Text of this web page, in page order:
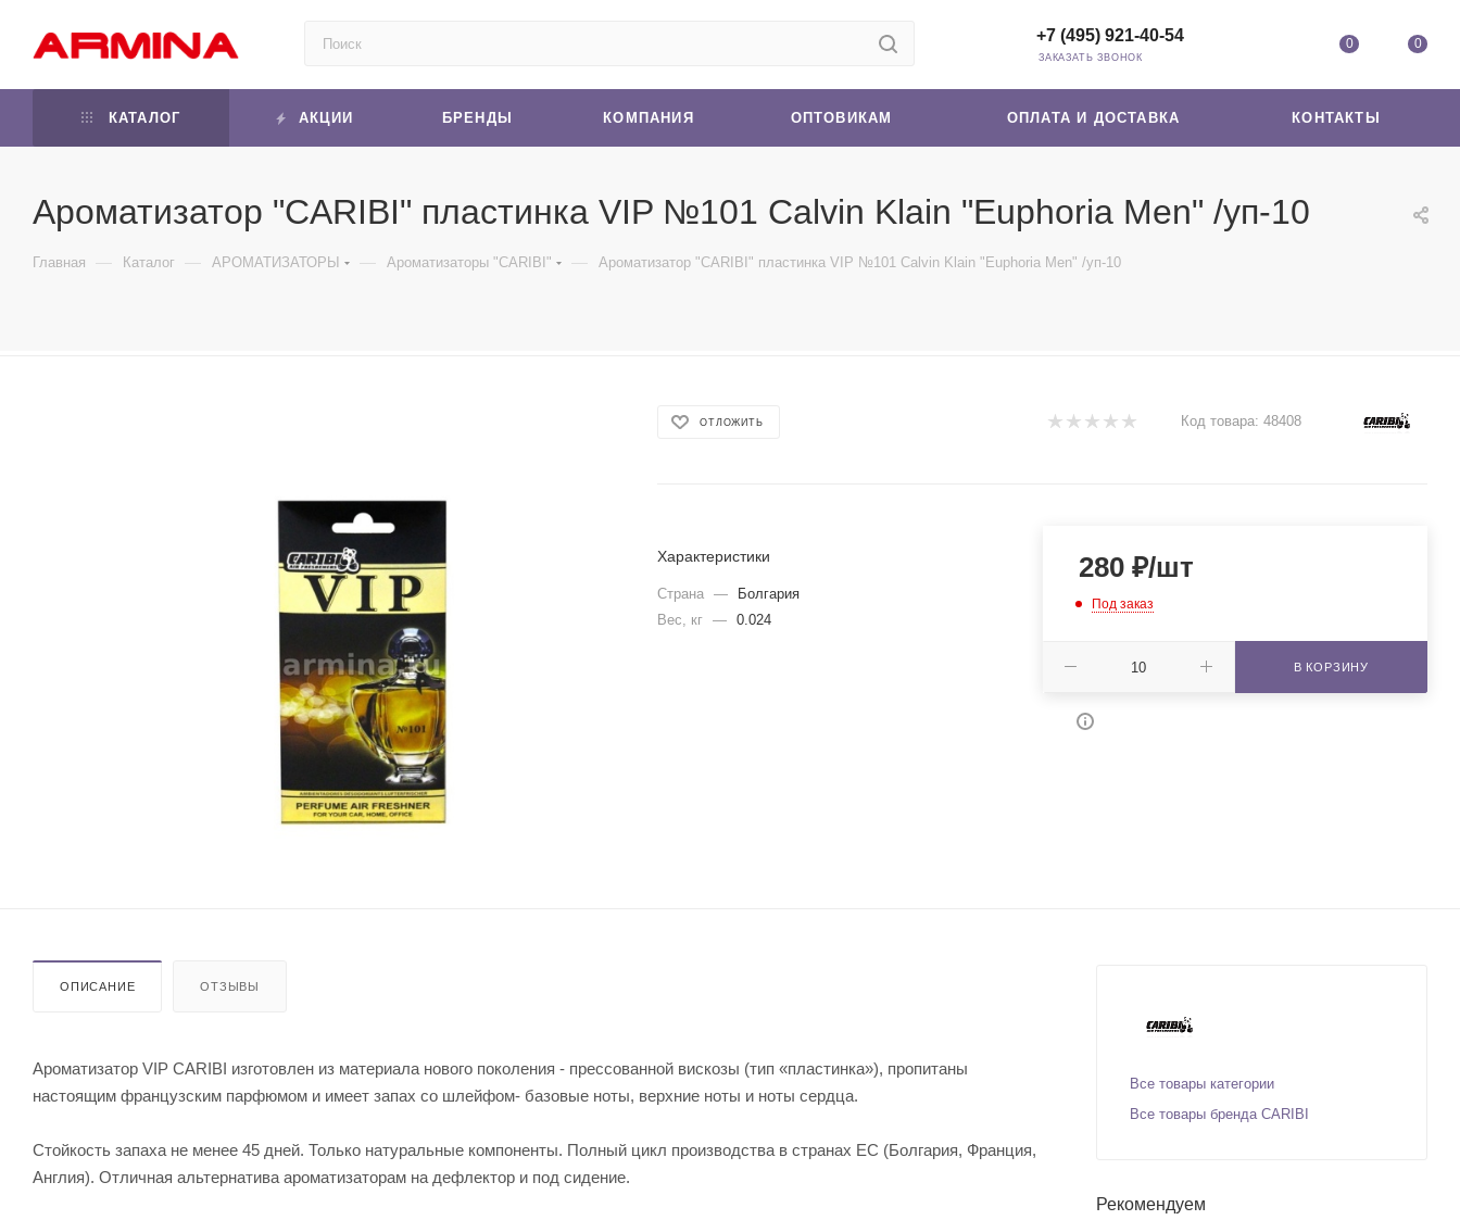
0 0
+7 (495) 921-40-54
ЗАКАЗАТЬ ЗВОНОК
КАТАЛОГ АКЦИИ БРЕНДЫ КОМПАНИЯ ОПТОВИКАМ ОПЛАТА И ДОСТАВКА КОНТАКТЫ
Ароматизатор "CARIBI" пластинка VIP №101 Calvin Klain "Euphoria Men" /уп-10
Главная — Каталог — АРОМАТИЗАТОРЫ — Ароматизаторы "CARIBI" — Ароматизатор "CARIBI" пластинка VIP №101 Calvin Klain "Euphoria Men" /уп-10
ОТЛОЖИТЬ Код товара: 48408
Характеристики
Страна —
Болгария
Вес, кг
— 0.024
280₽/шт
Под заказ
В КОРЗИНУ
ОПИСАНИЕ ОТЗЫВЫ
Ароматизатор VIP CARIBI изготовлен из материала нового поколения - прессованной вискозы (тип «пластинка»), пропитаны
настоящим французским парфюмом и имеет запах со шлейфом- базовые ноты, верхние ноты и ноты сердца.
Стойкость запаха не менее 45 дней. Только натуральные компоненты. Полный цикл производства в странах ЕС (Болгария, Франция,
Англия). Отличная альтернатива ароматизаторам на дефлектор и под сидение.
Все товары категории
Все товары бренда CARIBI
Рекомендуем